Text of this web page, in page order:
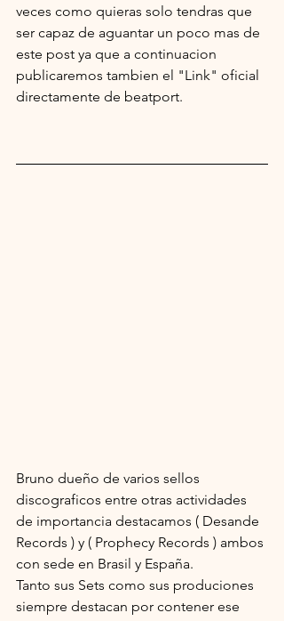
veces como quieras solo tendras que
ser capaz de aguantar un poco mas de
este post ya que a continuacion
publicaremos tambien el "Link" oficial
directamente de beatport.
Bruno dueño de varios sellos
discograficos entre otras actividades
de importancia destacamos ( Desande
Records ) y ( Prophecy Records ) ambos
con sede en Brasil y España.
Tanto sus Sets como sus produciones
siempre destacan por contener ese